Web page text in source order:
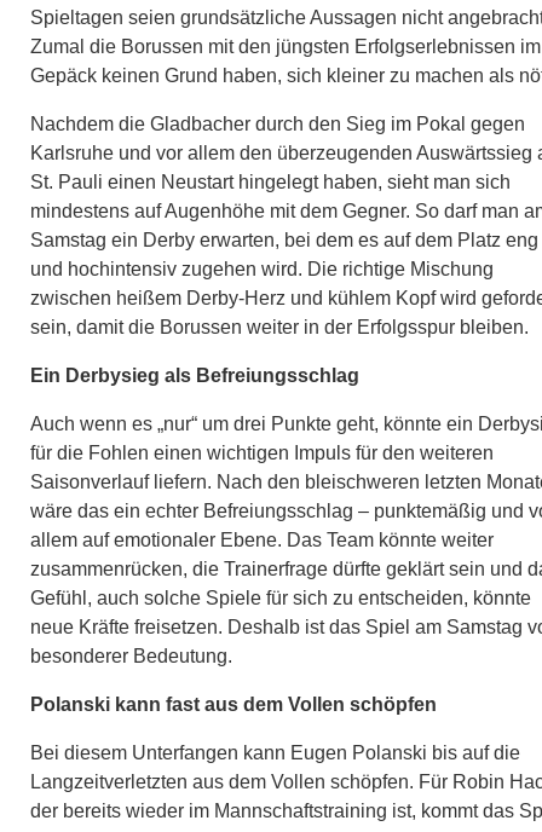
Spieltagen seien grundsätzliche Aussagen nicht
Zumal die Borussen mit den jüngsten Erfolgserlebnissen im
Gepäck keinen Grund haben, sich kleiner zu machen als
Nachdem die Gladbacher durch den Sieg im Pokal gegen
Karlsruhe und vor allem den überzeugenden Auswärtssieg
St. Pauli einen Neustart hingelegt haben, sieht man sich
mindestens auf Augenhöhe mit dem Gegner. So darf man
Samstag ein Derby erwarten, bei dem es auf dem Platz eng
und hochintensiv zugehen wird. Die richtige Mischung
zwischen heißem Derby-Herz und kühlem Kopf wird
sein, damit die Borussen weiter in der Erfolgsspur bleiben.
Ein Derbysieg als Befreiungsschlag
Auch wenn es „nur“ um drei Punkte geht, könnte ein
für die Fohlen einen wichtigen Impuls für den weiteren
Saisonverlauf liefern. Nach den bleischweren letzten
wäre das ein echter Befreiungsschlag – punktemäßig und
allem auf emotionaler Ebene. Das Team könnte weiter
zusammenrücken, die Trainerfrage dürfte geklärt sein und
Gefühl, auch solche Spiele für sich zu entscheiden, könnte
neue Kräfte freisetzen. Deshalb ist das Spiel am Samstag
besonderer Bedeutung.
Polanski kann fast aus dem Vollen schöpfen
Bei diesem Unterfangen kann Eugen Polanski bis auf die
Langzeitverletzten aus dem Vollen schöpfen. Für Robin
der bereits wieder im Mannschaftstraining ist, kommt das